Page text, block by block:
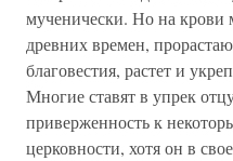
мученически. Но на крови
древних времен,
благовестия, растет и
Многие ставят в упрек
приверженность к
церковности, хотя он в